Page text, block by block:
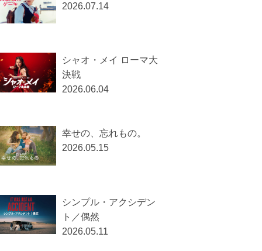
2026.07.14
シャオ・メイ ローマ大
決戦
2026.06.04
幸せの、忘れもの。
2026.05.15
シンプル・アクシデン
ト／偶然
2026.05.11